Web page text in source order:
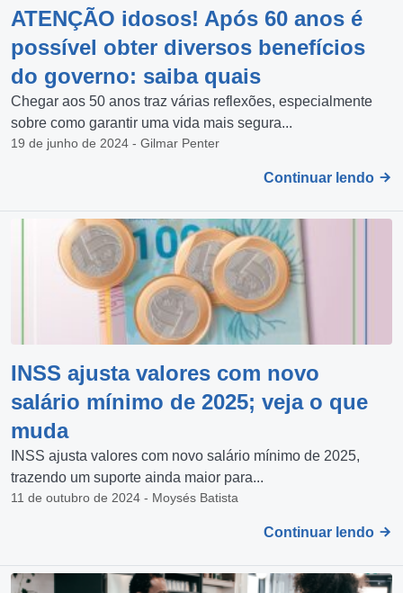
ATENÇÃO idosos! Após 60 anos é
possível obter diversos benefícios
do governo: saiba quais
Chegar aos 50 anos traz várias reflexões, especialmente
sobre como garantir uma vida mais segura...
19 de junho de 2024 - Gilmar Penter
Continuar lendo
INSS ajusta valores com novo
salário mínimo de 2025; veja o que
muda
INSS ajusta valores com novo salário mínimo de 2025,
trazendo um suporte ainda maior para...
11 de outubro de 2024 - Moysés Batista
Continuar lendo